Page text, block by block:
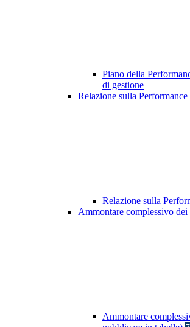
Piano della
di gestione
Relazione sulla Performance
Relazione sulla
Ammontare complessivo dei
Ammontare